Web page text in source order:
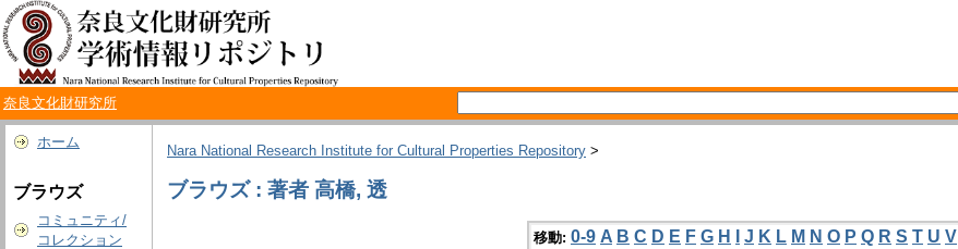
奈良文化財研究所
ホーム
ブラウズ
コミュニティ/
コレクション
Nara National Research Institute for Cultural Properties Repository >
ブラウズ : 著者 高橋, 透
移動: 0-9 A B C D E F G H J K L M N O P Q R S T U V